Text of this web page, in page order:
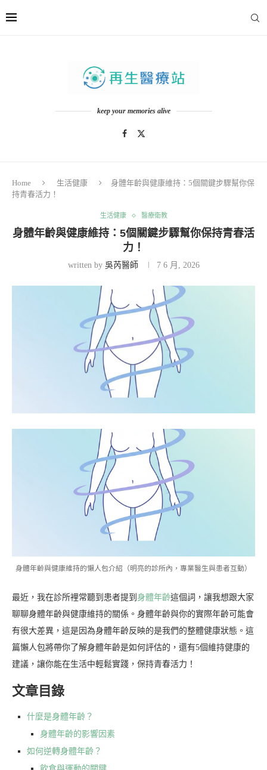
keep your memories alive
Home 生活健康
身體年齡與健康維持：5個關鍵步驟幫你保
持青春活力！
生活健康 醫療衛教
身體年齡與健康維持：5個關鍵步驟幫你保持青春活
力！
written by 吳芮醫師 7 6 月, 2026
身體年齡與健康維持的懶人包介紹（明亮的診所內，專業醫生與患者互動）
最近，我在診所裡常聽到患者提到 身體年齡這個詞，讓我想跟大家
聊聊身體年齡與健康維持的關係。身體年齡與你的實際年齡可能會
有很大差異，這是因為身體年齡反映的是我們的整體健康狀態。這
篇懶人包將帶你了解身體年齡是如何評估的，還有5個維持健康的
建議，讓你能在生活中輕鬆實踐，保持青春活力！
文章目錄
什麼是身體年齡？
身體年齡的影響因素
如何逆轉身體年齡？